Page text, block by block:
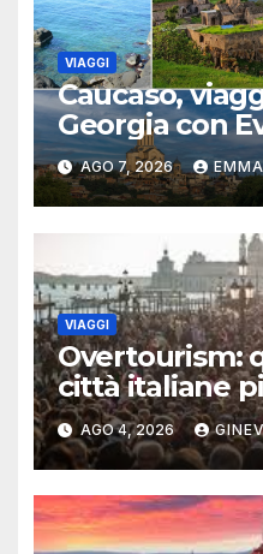
VIAGGI
Caucaso,
Georgia con
AGO 7, 2026
VIAGGI
Overtourism:
città italiane
alternative da
AGO 4, 2026